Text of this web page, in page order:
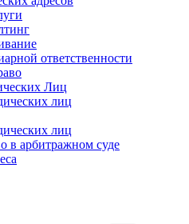
ответственности
Лиц
лиц
лиц
в арбитражном суде